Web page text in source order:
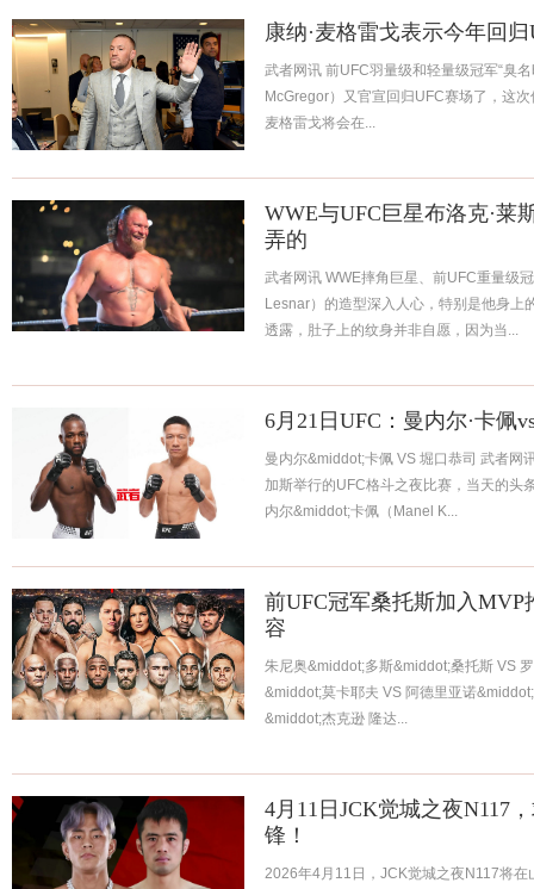
康纳·麦格雷戈表示今年回
武者网讯 前UFC羽量级和轻量级冠军“臭
McGregor）又官宣回归UFC赛场了，这
麦格雷戈将会在...
WWE与UFC巨星布洛克·莱
弄的
武者网讯 WWE摔角巨星、前UFC重量级
Lesnar）的造型深入人心，特别是他身上
透露，肚子上的纹身并非自愿，因为当...
6月21日UFC：曼内尔·卡佩
曼内尔&middot;卡佩 VS 堀口恭司 武者网
加斯举行的UFC格斗之夜比赛，当天的头
内尔&middot;卡佩（Manel K...
前UFC冠军桑托斯加入MVP
容
朱尼奥&middot;多斯&middot;桑托斯 VS
&middot;莫卡耶夫 VS 阿德里亚诺
&middot;杰克逊 隆达...
4月11日JCK觉城之夜N117
锋！
2026年4月11日，JCK觉城之夜N117将